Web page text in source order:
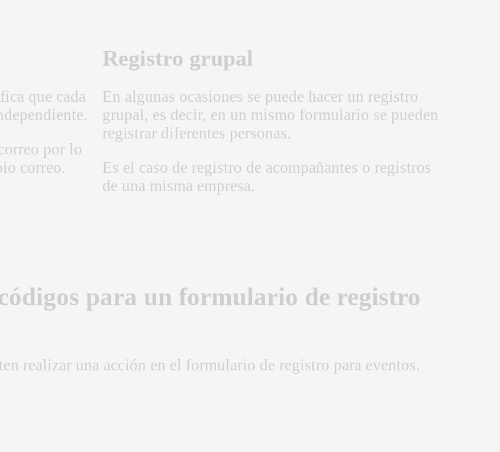
que cada
por lo
correo.
Registro grupal
En algunas ocasiones se puede hacer un registro
grupal, es decir, en un mismo formulario se pueden
registrar diferentes personas.
Es el caso de registro de acompañantes o registros
de una misma empresa.
para un formulario de registro
realizar una acción en el formulario de registro para eventos.